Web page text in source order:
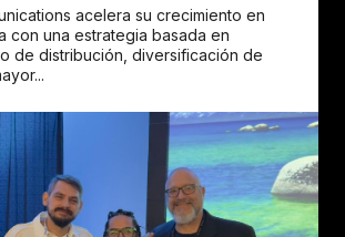
acelera su crecimiento en
con una estrategia basada en
de distribución, diversificación de